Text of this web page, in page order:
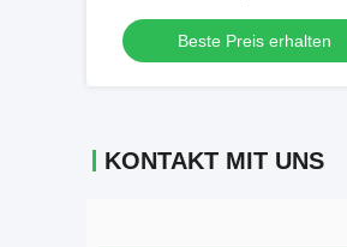
Material-
Anealing/Auslöschung/Bremsen
Beste Preis erhalten
KONTAKT MIT UNS